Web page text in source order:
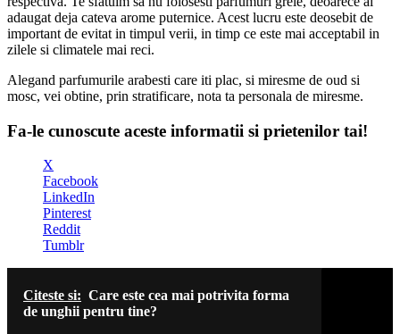
adaugat deja cateva arome puternice. Acest lucru este deosebit de
important de evitat in timpul verii, in timp ce este mai acceptabil in
zilele si climatele mai reci.
Alegand parfumurile arabesti care iti plac, si miresme de oud si
mosc, vei obtine, prin stratificare, nota ta personala de miresme.
Fa-le cunoscute aceste informatii si prietenilor tai!
X
Facebook
LinkedIn
Pinterest
Reddit
Tumblr
Citeste si: Care este cea mai potrivita forma
de unghii pentru tine?